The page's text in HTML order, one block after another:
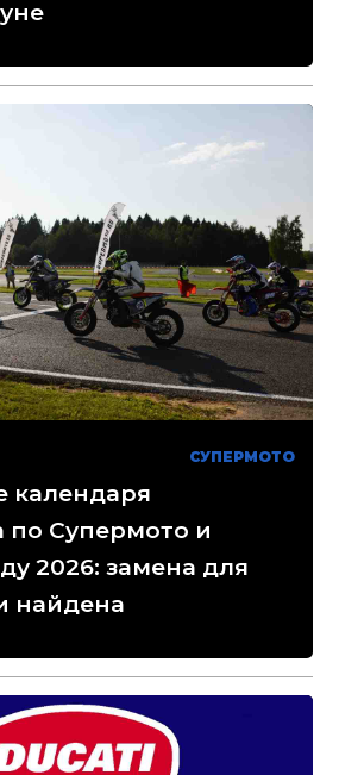
СУПЕРМОТО
календаря
по Супермото и
2026: замена для
найдена